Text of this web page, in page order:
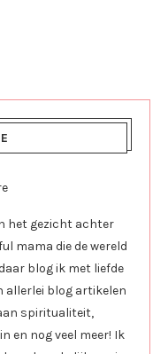
het gezicht achter
mama die de wereld
blog ik met liefde
allerlei blog artikelen
spiritualiteit,
en nog veel meer! Ik